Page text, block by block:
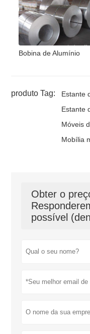
Bobina de Alumínio
produto Tag:
Estante
Estante
Móveis
Mobília
Obter o
possível